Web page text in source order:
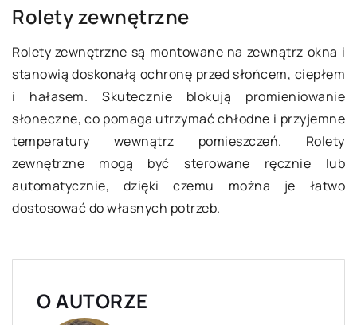
Rolety zewnętrzne
Rolety zewnętrzne są montowane na zewnątrz okna i
stanowią doskonałą ochronę przed słońcem, ciepłem
i hałasem. Skutecznie blokują promieniowanie
słoneczne, co pomaga utrzymać chłodne i przyjemne
temperatury wewnątrz pomieszczeń. Rolety
zewnętrzne mogą być sterowane ręcznie lub
automatycznie, dzięki czemu można je łatwo
dostosować do własnych potrzeb.
O AUTORZE